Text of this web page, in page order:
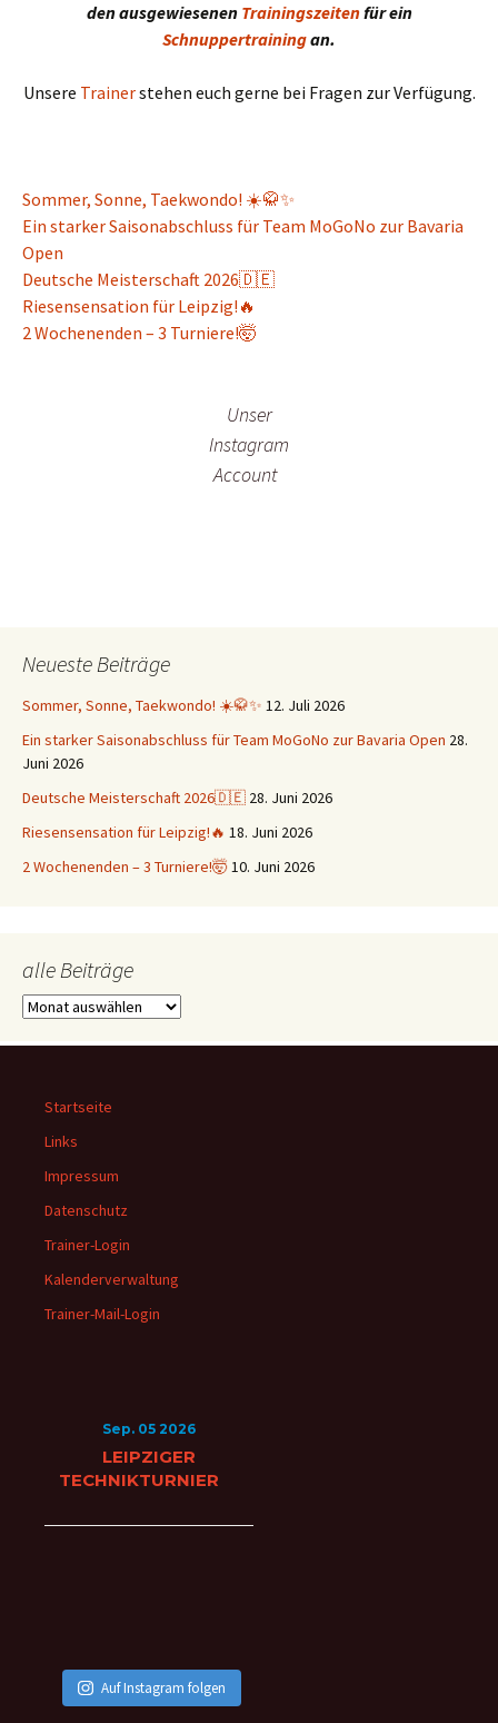
den ausgewiesenen Trainingszeitenfür ein
Schnuppertrainingan.
Unsere Trainerstehen euch gerne bei Fragen zur Verfügung.
Sommer, Sonne, Taekwondo! ☀️🥋✨
Ein starker Saisonabschluss für Team MoGoNo zur Bavaria
Open
Deutsche Meisterschaft 2026🇩🇪
Riesensensation für Leipzig!🔥
2 Wochenenden – 3 Turniere!🤯
Unser
Instagram
Account
Neueste Beiträge
Sommer, Sonne, Taekwondo! ☀️🥋✨ 12. Juli 2026
Ein starker Saisonabschluss für Team MoGoNo zur Bavaria Open 28.
Juni 2026
Deutsche Meisterschaft 2026🇩🇪 28. Juni 2026
Riesensensation für Leipzig!🔥 18. Juni 2026
2 Wochenenden – 3 Turniere!🤯10. Juni 2026
alle Beiträge
alle
Startseite
Links
Impressum
Datenschutz
Trainer-Login
Kalenderverwaltung
Trainer-Mail-Login
Sep. 05 2026
LEIPZIGER
TECHNIKTURNIER
Auf Instagram folgen